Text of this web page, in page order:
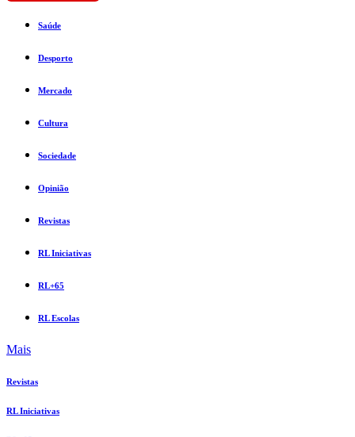
Saúde
Desporto
Mercado
Cultura
Sociedade
Opinião
Revistas
RL Iniciativas
RL+65
RL Escolas
Mais
Revistas
RL Iniciativas